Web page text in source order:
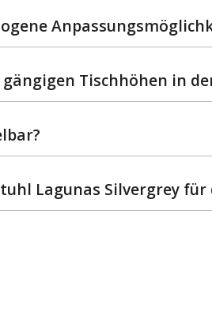
Tischhöhen in
Lagunas Silvergrey